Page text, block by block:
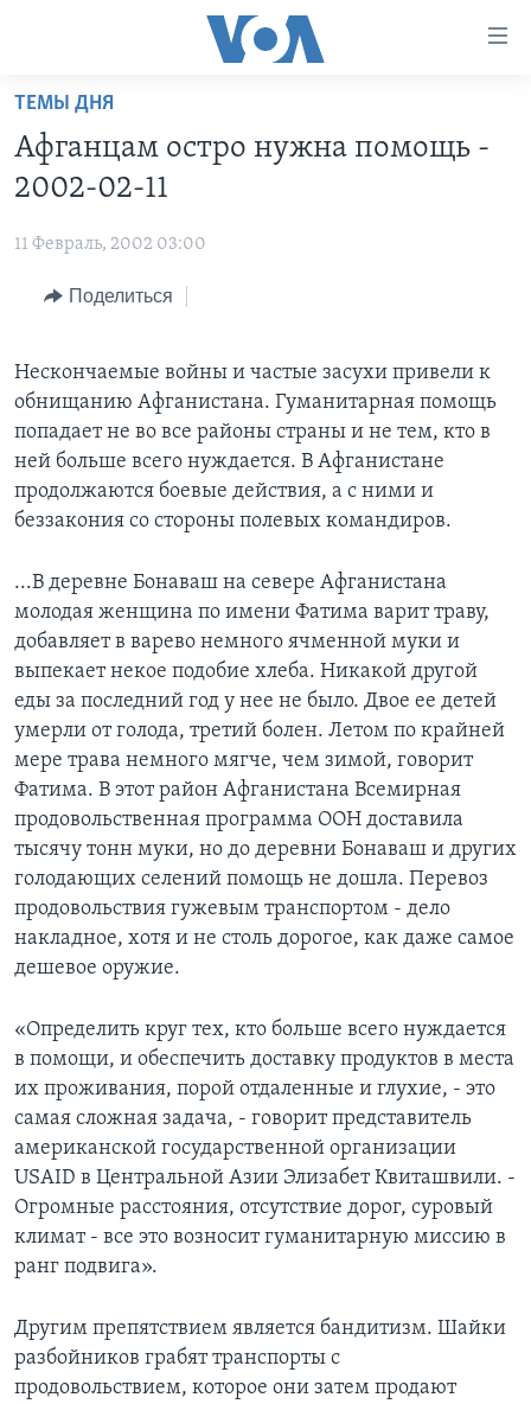
Перейти
основной
контент
навигации
поиск
ГЛАВНОЕ
ПРОГРАММЫ
НОВОСТИ ЗА МИНУТУ
ИТОГИ
ДИСКУССИЯ VOA
ДЕТАЛИ
НЬЮ-ЙОРК NEW YORK
УЧИМ АНГЛИЙСКИЙ
НАША АМЕРИКАНСКАЯ ИСТОРИЯ
АРТЕФАКТЫ
АМЕРИКАНСКИЕ ГОРОДКИ
ТЕСТЫ
ЭКСПЕРТИЗА
ИНТЕРВЬЮ
ЗА СВОБОДУ ПРЕССЫ
УЧИМ АНГЛИЙСКИЙ
ВИДЕО
ПОДПИСКА НА НОВОСТИ
Learning English
СОЦИАЛЬНЫЕ СЕТИ
Языки
ТЕМЫ ДНЯ
Афганцам остро нужна помощь -
2002-02-11
11 Февраль, 2002 03:00
Поделиться
Нескончаемые войны и частые засухи привели к
обнищанию Афганистана. Гуманитарная помощь
попадает не во все районы страны и не тем, кто в
ней больше всего нуждается. В Афганистане
продолжаются боевые действия, а с ними и
беззакония со стороны полевых командиров.
...В деревне Бонаваш на севере Афганистана
молодая женщина по имени Фатима варит траву,
добавляет в варево немного ячменной муки и
выпекает некое подобие хлеба. Никакой другой
еды за последний год у нее не было. Двое ее детей
умерли от голода, третий болен. Летом по крайней
мере трава немного мягче, чем зимой, говорит
Фатима. В этот район Афганистана Всемирная
продовольственная программа ООН доставила
тысячу тонн муки, но до деревни Бонаваш и других
голодающих селений помощь не дошла. Перевоз
продовольствия гужевым транспортом - дело
накладное, хотя и не столь дорогое, как даже самое
дешевое оружие.
«Определить круг тех, кто больше всего нуждается
в помощи, и обеспечить доставку продуктов в места
их проживания, порой отдаленные и глухие, - это
самая сложная задача, - говорит представитель
американской государственной организации
USAID в Центральной Азии Элизабет Квиташвили. -
Огромные расстояния, отсутствие дорог, суровый
климат - все это возносит гуманитарную миссию в
ранг подвига».
Другим препятствием является бандитизм. Шайки
разбойников грабят транспорты с
продовольствием, которое они затем продают